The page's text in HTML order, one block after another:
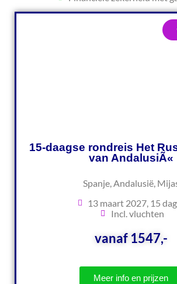
15-daagse rondreis Het
van AndalusiÃ«
Spanje, Andalusië,
13 maart 2027, 15
Incl. vluchten
vanaf 1547,-
Meer info en prijzen